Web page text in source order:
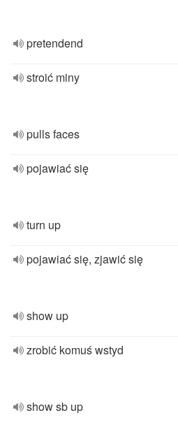
pretendend
stroić miny
pulls faces
pojawiać się
turn up
pojawiać się, zjawić się
show up
zrobić komuś wstyd
show sb up